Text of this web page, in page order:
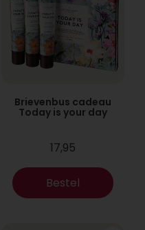
Brievenbus cadeau
Today is your day
17,95
Bestel